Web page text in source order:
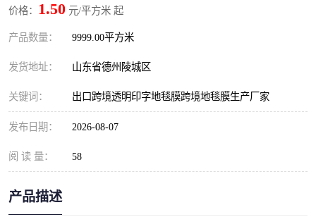
价格： 1.50 元/平方米 起
产品数量： 9999.00平方米
发货地址： 山东省德州陵城区
关键词： 出口跨境透明印字地毯膜跨境地毯膜生产厂家
发布日期： 2026-08-07
阅 读 量： 58
产品描述